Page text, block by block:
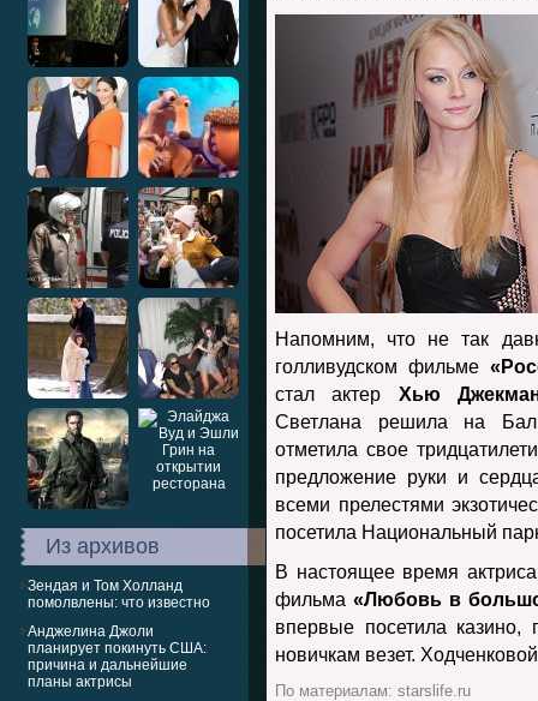
Из архивов
Зендая и Том Холланд
помолвлены: что известно
Анджелина Джоли
планирует покинуть США:
причина и дальнейшие
планы актрисы
Напомним, что не так
голливудском фильме
стал актер Хью
Светлана решила на
отметила свое
предложение руки и
всеми прелестями
посетила Национальный
В настоящее время актриса
фильма«Любовь в
впервые посетила
новичкам везет.
По материалам: starslife.ru